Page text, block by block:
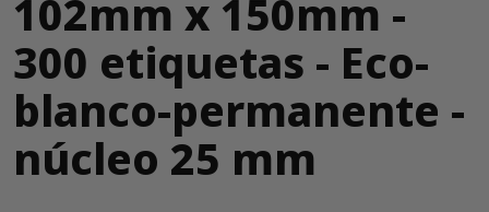
102mm x 150mm -
300 etiquetas - Eco-
blanco-permanente -
núcleo 25 mm